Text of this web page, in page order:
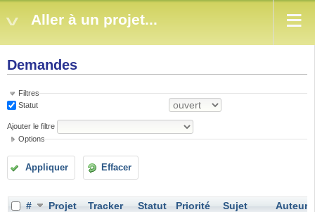
Aller à un projet...
Demandes
Filtres
Statut
Ajouter le filtre
Options
Appliquer Effacer
# Projet Tracker Statut Priorité Sujet
Auteur